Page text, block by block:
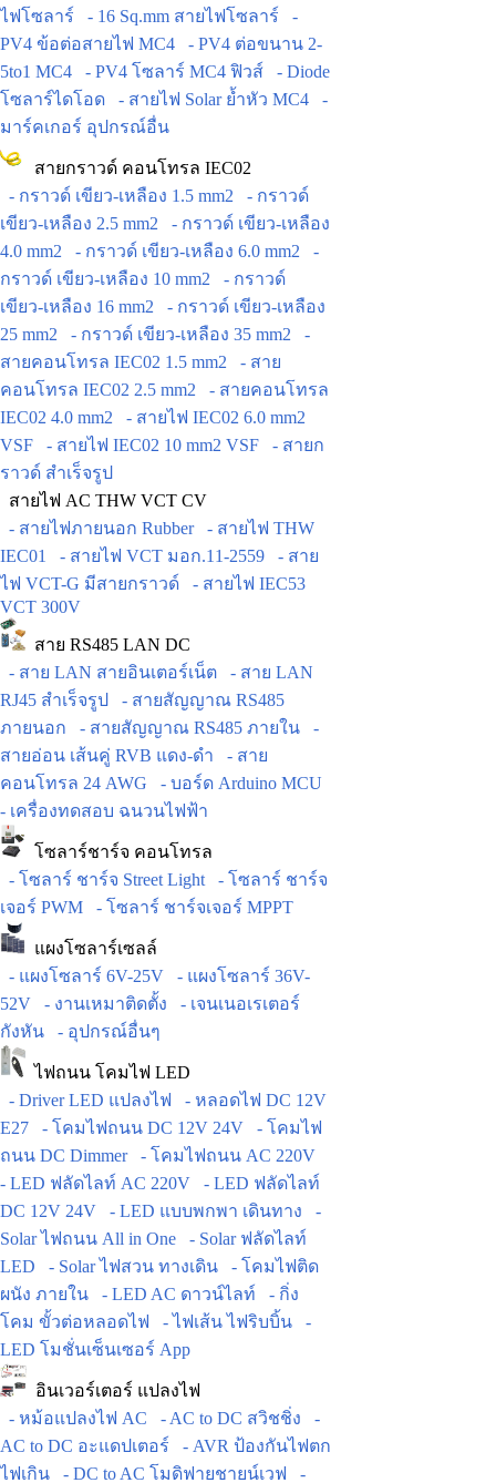
ไฟโซลาร์
- 16 Sq.mm สายไฟโซลาร์
-
PV4 ข้อต่อสายไฟ MC4
- PV4 ต่อขนาน 2-
5to1 MC4
- PV4 โซลาร์ MC4 ฟิวส์
- Diode
โซลาร์ไดโอด
- สายไฟ Solar ย้ำหัว MC4
-
มาร์คเกอร์ อุปกรณ์อื่น
สายกราวด์ คอนโทรล IEC02
- กราวด์ เขียว-เหลือง 1.5 mm2
- กราวด์
เขียว-เหลือง 2.5 mm2
- กราวด์ เขียว-เหลือง
4.0 mm2
- กราวด์ เขียว-เหลือง 6.0 mm2
-
กราวด์ เขียว-เหลือง 10 mm2
- กราวด์
เขียว-เหลือง 16 mm2
- กราวด์ เขียว-เหลือง
25 mm2
- กราวด์ เขียว-เหลือง 35 mm2
-
สายคอนโทรล IEC02 1.5 mm2
- สาย
คอนโทรล IEC02 2.5 mm2
- สายคอนโทรล
IEC02 4.0 mm2
- สายไฟ IEC02 6.0 mm2
VSF
- สายไฟ IEC02 10 mm2 VSF
- สายก
ราวด์ สำเร็จรูป
สายไฟ AC THW VCT CV
- สายไฟภายนอก Rubber
- สายไฟ THW
IEC01
- สายไฟ VCT มอก.11-2559
- สาย
ไฟ VCT-G มีสายกราวด์
- สายไฟ IEC53
VCT 300V
สาย RS485 LAN DC
- สาย LAN สายอินเตอร์เน็ต
- สาย LAN
RJ45 สำเร็จรูป
- สายสัญญาณ RS485
ภายนอก
- สายสัญญาณ RS485 ภายใน
-
สายอ่อน เส้นคู่ RVB แดง-ดำ
- สาย
คอนโทรล 24 AWG
- บอร์ด Arduino MCU
- เครื่องทดสอบ ฉนวนไฟฟ้า
โซลาร์ชาร์จ คอนโทรล
- โซลาร์ ชาร์จ Street Light
- โซลาร์ ชาร์จ
เจอร์ PWM
- โซลาร์ ชาร์จเจอร์ MPPT
แผงโซลาร์เซลล์
- แผงโซลาร์ 6V-25V
- แผงโซลาร์ 36V-
52V
- งานเหมาติดตั้ง
- เจนเนอเรเตอร์
กังหัน
- อุปกรณ์อื่นๆ
ไฟถนน โคมไฟ LED
- Driver LED แปลงไฟ
- หลอดไฟ DC 12V
E27
- โคมไฟถนน DC 12V 24V
- โคมไฟ
ถนน DC Dimmer
- โคมไฟถนน AC 220V
- LED ฟลัดไลท์ AC 220V
- LED ฟลัดไลท์
DC 12V 24V
- LED แบบพกพา เดินทาง
-
Solar ไฟถนน All in One
- Solar ฟลัดไลท์
LED
- Solar ไฟสวน ทางเดิน
- โคมไฟติด
ผนัง ภายใน
- LED AC ดาวน์ไลท์
- กิ่ง
โคม ขั้วต่อหลอดไฟ
- ไฟเส้น ไฟริบบิ้น
-
LED โมชั่นเซ็นเซอร์ App
อินเวอร์เตอร์ แปลงไฟ
- หม้อแปลงไฟ AC
- AC to DC สวิชชิ่ง
-
AC to DC อะแดปเตอร์
- AVR ป้องกันไฟตก
ไฟเกิน
- DC to AC โมดิฟายชายน์เวฟ -